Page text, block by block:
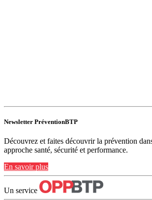
Newsletter PréventionBTP
Découvrez et faites découvrir la prévention
approche santé, sécurité et performance.
En savoir plus
Un service